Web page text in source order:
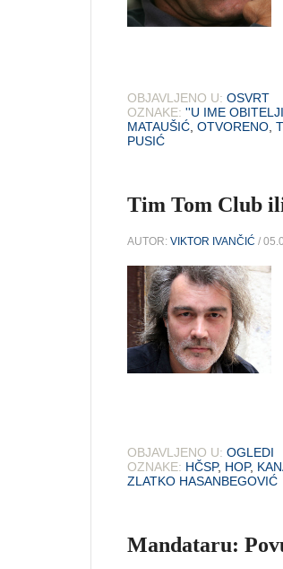
OBJAVLJENO U: OSVRT
OZNAKE: ''U IME
MATAUŠIĆ OTVORENO
PUSIĆ
Tim Tom Club
AUTOR: VIKTOR IVANČIĆ /
OBJAVLJENO U: OGLEDI
OZNAKE: HČSP, HOP,
ZLATKO HASANBEGOVIĆ
Mandataru: